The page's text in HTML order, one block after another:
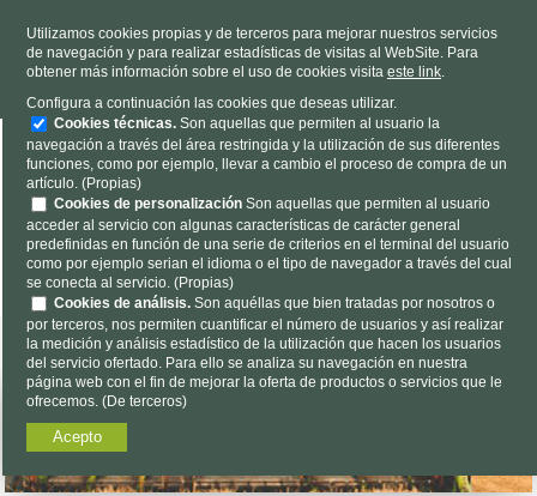
HORARIOL-V 9h a 19h S 9h a 13h
Dónde estamos |Contacto| Nosotros
Encuéntalo aquí...
Utilizamos cookies propias y de terceros para mejorar nuestros servicios
de navegación y para realizar estadísticas de visitas al WebSite. Para
obtener más información sobre el uso de cookies visita este link.
Configura a continuación las cookies que deseas utilizar.
Cookies técnicas. Son aquellas que permiten al usuario la
navegación a través del área restringida y la utilización de sus diferentes
funciones, como por ejemplo, llevar a cambio el proceso de compra de un
artículo. (Propias)
Cookies de personalización Son aquellas que permiten al usuario
acceder al servicio con algunas características de carácter general
predefinidas en función de una serie de criterios en el terminal del usuario
como por ejemplo serian el idioma o el tipo de navegador a través del cual
se conecta al servicio. (Propias)
Cookies de análisis. Son aquéllas que bien tratadas por nosotros o
por terceros, nos permiten cuantificar el número de usuarios y así realizar
la medición y análisis estadístico de la utilización que hacen los usuarios
del servicio ofertado. Para ello se analiza su navegación en nuestra
página web con el fin de mejorar la oferta de productos o servicios que le
ofrecemos. (De terceros)
Acepto